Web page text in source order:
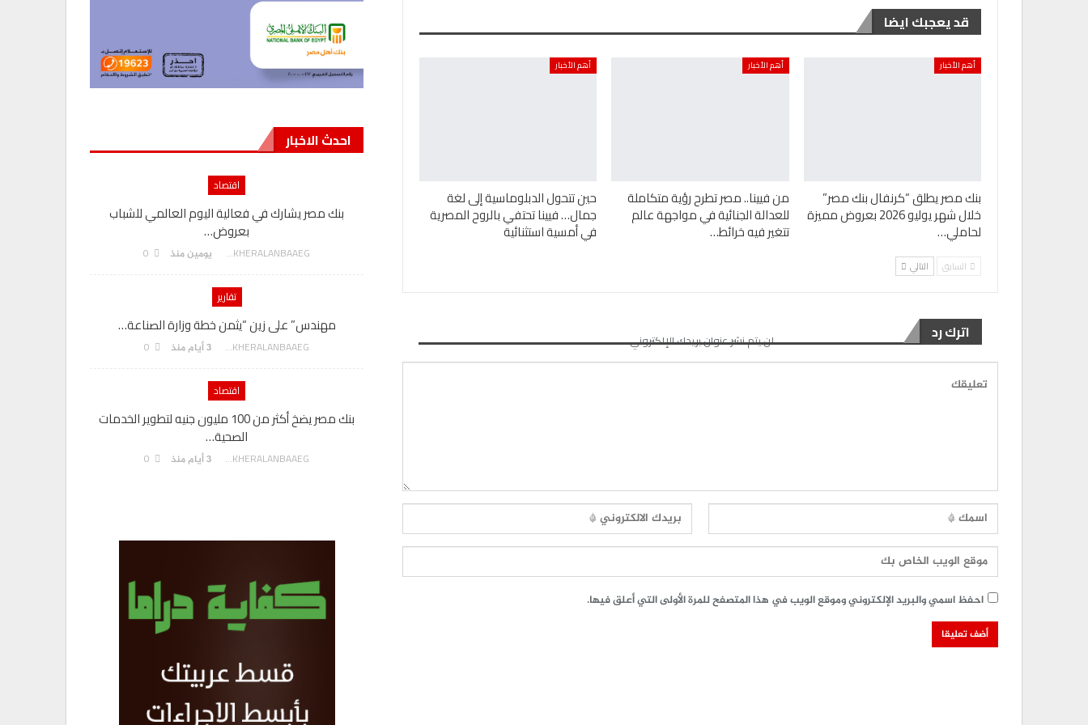
قد يعجبك ايضا
أهم الأخبار
بنك مصر يطلق “كرنفال بنك مصر”
خلال شهر يوليو 2026 بعروض مميزة
لحاملي…
أهم الأخبار
من فيينا.. مصر تطرح رؤية متكاملة
للعدالة الجنائية في مواجهة عالم
تتغير فيه خرائط…
أهم الأخبار
حين تتحول الدبلوماسية إلى لغة
جمال… فيينا تحتفي بالروح المصرية
في أمسية استثنائية
السابق التالي
اترك رد لن يتم نشر عنوان بريدك الإلكتروني.
احفظ اسمي والبريد الإلكتروني وموقع الويب في هذا المتصفح للمرة الأولى التي أعلق فيها.
احدث الاخبار
اقتصاد
بنك مصر يشارك في فعالية اليوم العالمي للشباب
بعروض…
AKHERALANBAAEG يومين منذ
تقارير
مهندس” على زين “يثمن خطة وزارة الصناعة…
AKHERALANBAAEG 3 أيام منذ
اقتصاد
بنك مصر يضخ أكثر من 100 مليون جنيه لتطوير الخدمات
الصحية…
AKHERALANBAAEG 3 أيام منذ